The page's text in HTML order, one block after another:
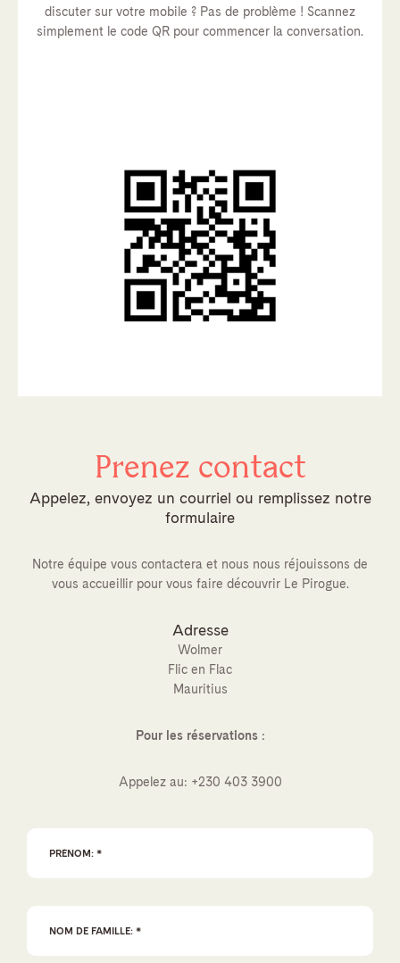
discuter sur votre mobile ? Pas de problème ! Scannez
simplement le code QR pour commencer la conversation.
Prenez contact
Appelez, envoyez un courriel ou remplissez notre
formulaire
Notre équipe vous contactera et nous nous réjouissons de
vous accueillir pour vous faire découvrir Le Pirogue.
Adresse
Wolmer
Flic en Flac
Mauritius
Pour les réservations :
Appelez au: +230 403 3900